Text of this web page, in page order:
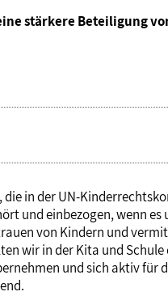
stärkere Beteiligung
in der UN-
und einbezogen, wenn es
von Kindern und
wir in der Kita und Schule
und sich aktiv für